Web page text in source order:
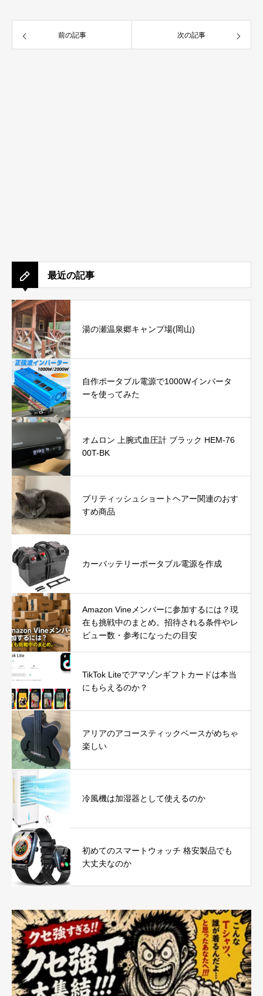
前の記事 次の記事
最近の記事
湯の瀬温泉郷キャンプ場(岡山)
自作ポータブル電源で1000Wインバータ
ーを使ってみた
オムロン 上腕式血圧計 ブラック HEM-76
00T-BK
ブリティッシュショートヘアー関連のおす
すめ商品
カーバッテリーポータブル電源を作成
Amazon Vineメンバーに参加するには？現
在も挑戦中のまとめ。招待される条件やレ
ビュー数・参考になったの目安
TikTok Liteでアマゾンギフトカードは本当
にもらえるのか？
アリアのアコースティックベースがめちゃ
楽しい
冷風機は加湿器として使えるのか
初めてのスマートウォッチ 格安製品でも
大丈夫なのか